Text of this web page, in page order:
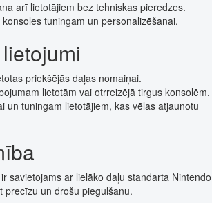
arī lietotājiem bez tehniskas pieredzes.
tuningam un personalizēšanai.
priekšējās daļas nomaiņai.
lietotām vai otrreizējā tirgus konsolēm.
un tuningam lietotājiem, kas vēlas atjaunotu
savietojams ar lielāko daļu standarta Nintendo
precīzu un drošu piegulšanu.